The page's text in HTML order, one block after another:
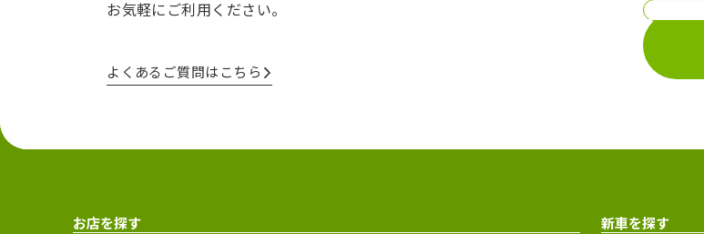
お気軽にご利用ください。
よくあるご質問はこちら
お店を探す 新車を探す